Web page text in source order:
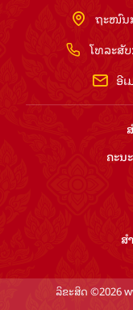
ຖະໜົນ
ໂທລະສັ
ອີເ
ຄະນ
ສ
ລິຂະສິດ ©2026